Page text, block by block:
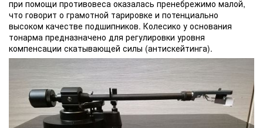
при помощи противовеса оказалась пренебрежимо малой,
что говорит о грамотной тарировке и потенциально
высоком качестве подшипников. Колесико у основания
тонарма предназначено для регулировки уровня
компенсации скатывающей силы (антискейтинга).